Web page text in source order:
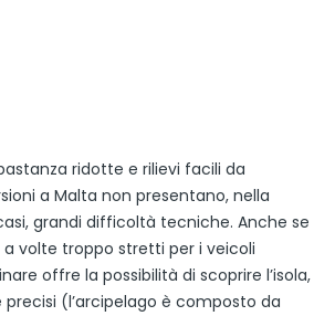
ridotte e rilievi facili da
a Malta non presentano, nella
grandi difficoltà tecniche. Anche se
volte troppo stretti per i veicoli
offre la possibilità di scoprire l’isola,
precisi (l’arcipelago è composto da